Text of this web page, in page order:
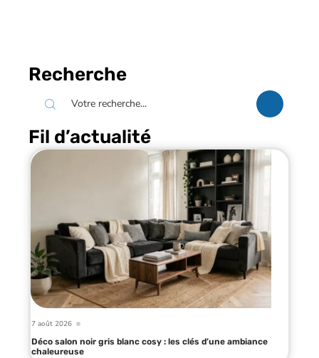
Recherche
Fil d’actualité
7 août 2026
Déco salon noir gris blanc cosy : les clés d’une ambiance
chaleureuse